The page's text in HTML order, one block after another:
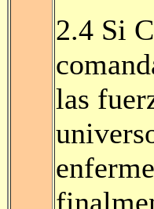
2.4 Si
las